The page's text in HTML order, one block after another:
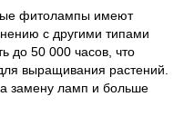
фитолампы имеют
с другими типами
до 50 000 часов, что
выращивания растений.
замену ламп и больше